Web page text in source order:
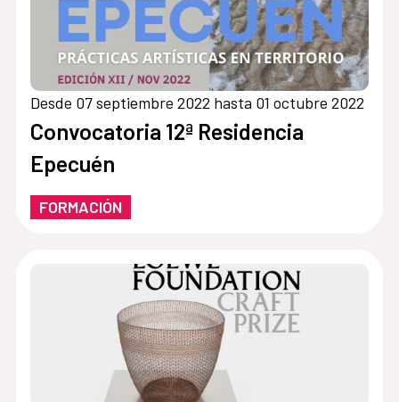
Desde 07 septiembre 2022 hasta 01 octubre 2022
Convocatoria 12ª Residencia
Epecuén
FORMACIÓN